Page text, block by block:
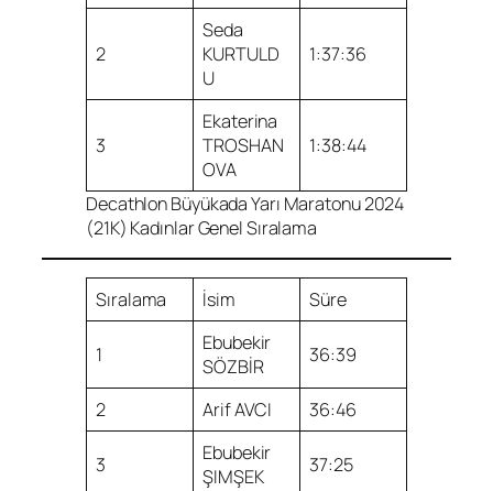
2
Seda
KURTULD
U
1:37:36
3
Ekaterina
TROSHAN
OVA
1:38:44
Decathlon Büyükada Yarı Maratonu 2024
(21K) Kadınlar Genel Sıralama
Sıralama İsim Süre
1
Ebubekir
SÖZBİR
36:39
2 Arif AVCI 36:46
3
Ebubekir
ŞIMŞEK
37:25